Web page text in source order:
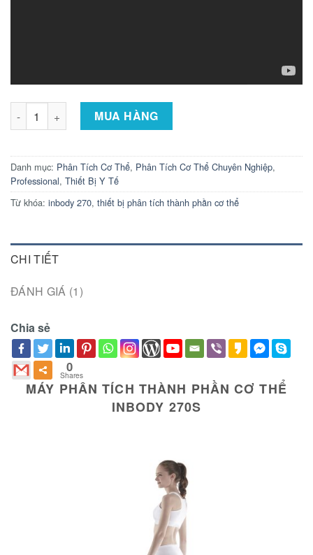
Máy Phân Tích Thành Phần Cơ Thể Chuyên Nghiệp InBody
MUA HÀNG
Danh mục: Phân Tích Cơ Thể, Phân Tích Cơ Thể Chuyên Nghiệp,
Professional, Thiết Bị Y Tế
Từ khóa: inbody 270, thiết bị phân tích thành phần cơ thể
CHI TIẾT
ĐÁNH GIÁ (1)
Chia sẻ
0
Shares
MÁY PHÂN TÍCH THÀNH PHẦN CƠ THỂ
INBODY 270S